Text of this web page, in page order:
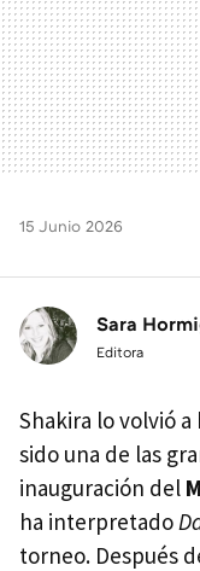
15 Junio 2026
Sara
Editora
Shakira lo volvió
sido una de las
inauguración del
ha interpretado
torneo. Después